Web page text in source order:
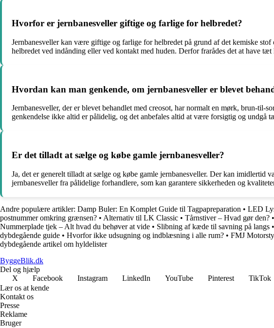
Hvorfor er jernbanesveller giftige og farlige for helbredet?
Jernbanesveller kan være giftige og farlige for helbredet på grund af det kemiske
helbredet ved indånding eller ved kontakt med huden. Derfor frarådes det at have
Hvordan kan man genkende, om jernbanesveller er blevet
Jernbanesveller, der er blevet behandlet med creosot, har normalt en mørk, brun-
genkendelse ikke altid er pålidelig, og det anbefales altid at være forsigtig og undgå
Er det tilladt at sælge og købe gamle jernbanesveller?
Ja, det er generelt tilladt at sælge og købe gamle jernbanesveller. Der kan
jernbanesveller fra pålidelige forhandlere, som kan garantere sikkerheden og
Andre populære artikler: Damp Buler: En Komplet Guide til Tagpapreparation • LED
postnummer omkring grænsen? • Alternativ til LK Classic • Tårnstiver – Hvad gør den? •
Nummerplade tjek – Alt hvad du behøver at vide • Slibning af kæde til savning på langs •
dybdegående guide • Hvorfor ikke udsugning og indblæsning i alle rum? • FMJ
dybdegående artikel om hyldelister
ByggeBlik.dk
Del og hjælp
X
Facebook Instagram LinkedIn YouTube Pinterest TikTok
Lær os at kende
Kontakt os
Presse
Reklame
Bruger